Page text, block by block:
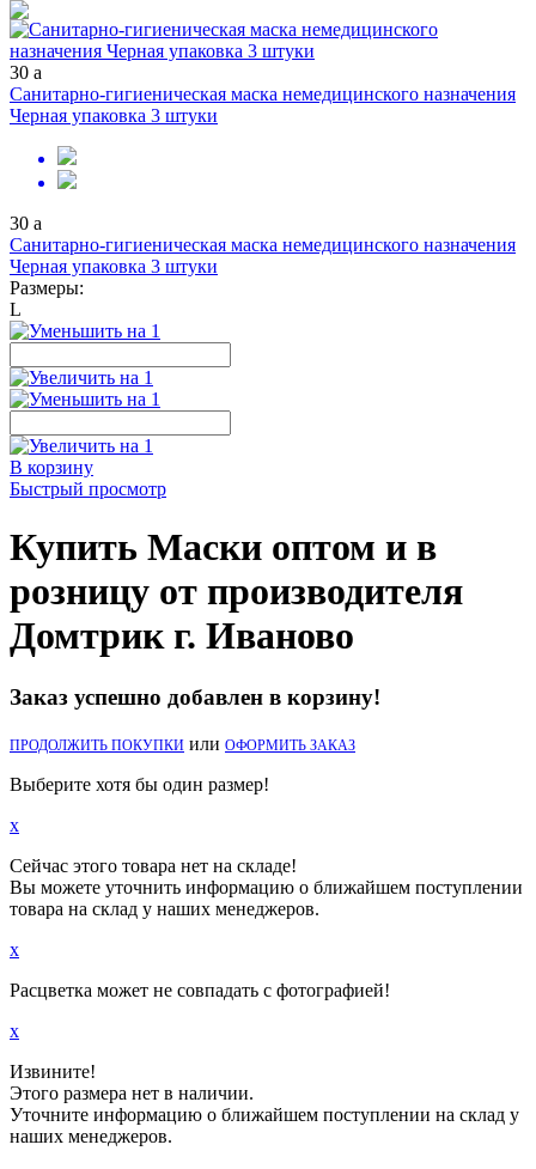
30 a
Санитарно-гигиеническая маска немедицинского назначения
Черная упаковка 3 штуки
30 a
Санитарно-гигиеническая маска немедицинского назначения
Черная упаковка 3 штуки
Размеры:
L
В корзину
Быстрый просмотр
Купить Маски оптом и в
розницу от производителя
Домтрик г. Иваново
Заказ успешно добавлен в корзину!
ПРОДОЛЖИТЬ ПОКУПКИ или ОФОРМИТЬ ЗАКАЗ
Выберите хотя бы один размер!
x
Сейчас этого товара нет на складе!
Вы можете уточнить информацию о ближайшем поступлении
товара на склад у наших менеджеров.
x
Расцветка может не совпадать с фотографией!
x
Извините!
Этого размера нет в наличии.
Уточните информацию о ближайшем поступлении на склад у
наших менеджеров.